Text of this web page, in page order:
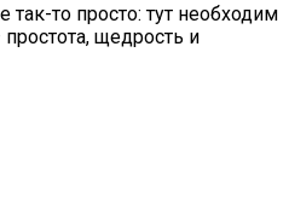
так-то просто: тут необходим
щедрость и